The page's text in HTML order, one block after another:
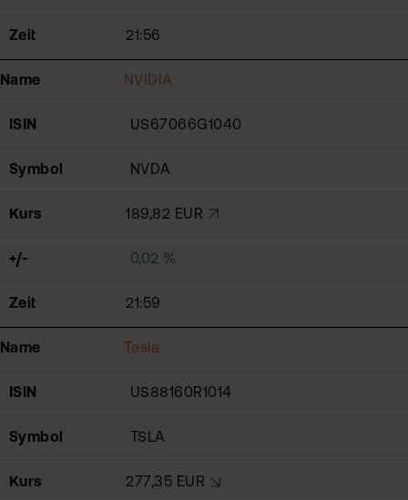
Zeit 21:56
Name NVIDIA
ISIN US67066G1040
Symbol NVDA
Kurs 189,82 EUR
+/- 0,02 %
Zeit 21:59
Name Tesla
ISIN US88160R1014
Symbol TSLA
Kurs 277,35 EUR